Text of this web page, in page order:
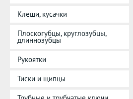
Клещи, кусачки
Плоскогубцы, круглозубцы,
длиннозубцы
Рукоятки
Тиски и щипцы